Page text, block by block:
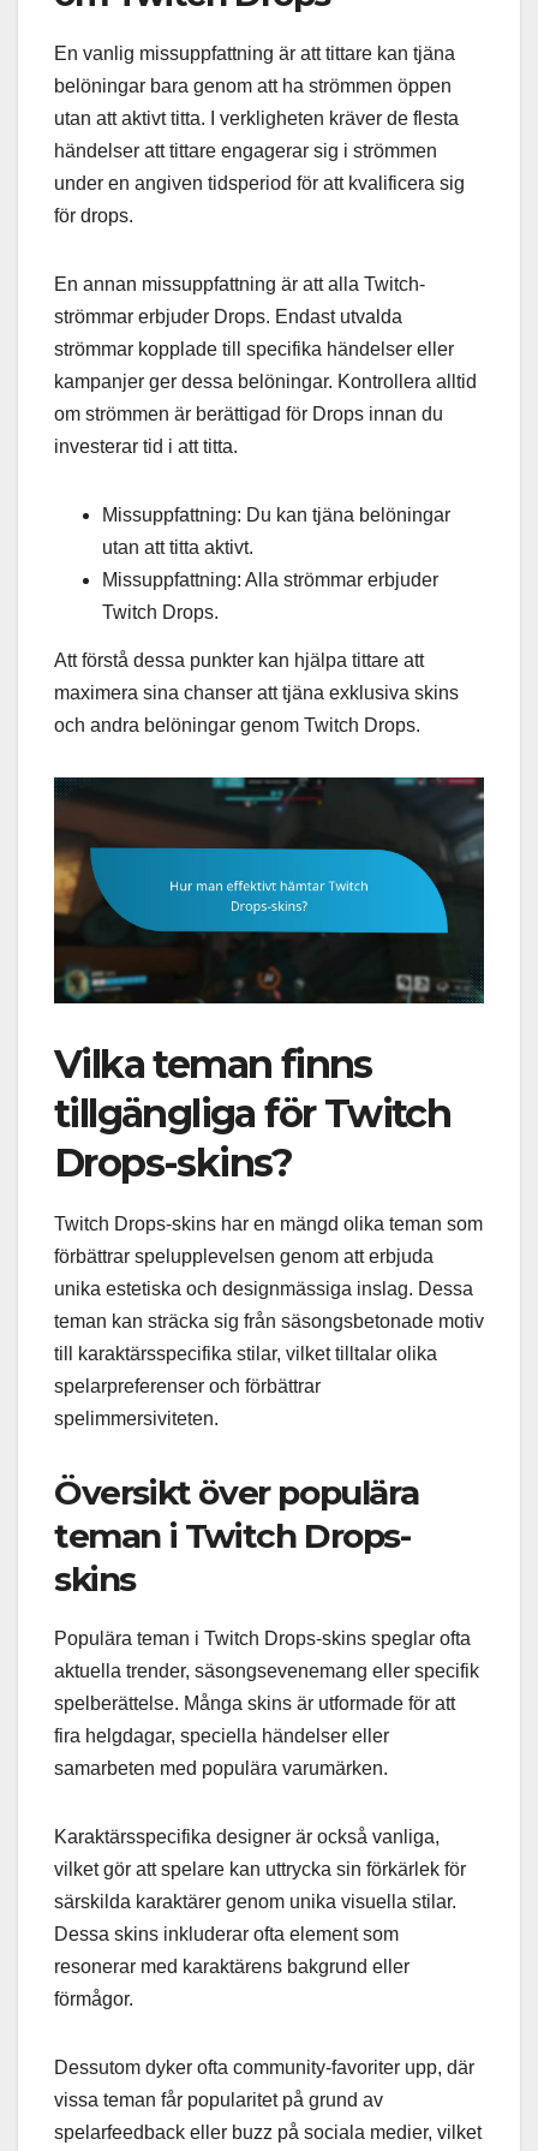
En vanlig missuppfattning är att tittare kan tjäna
belöningar bara genom att ha strömmen öppen
utan att aktivt titta. I verkligheten kräver de flesta
händelser att tittare engagerar sig i strömmen
under en angiven tidsperiod för att kvalificera sig
för drops.
En annan missuppfattning är att alla Twitch-
strömmar erbjuder Drops. Endast utvalda
strömmar kopplade till specifika händelser eller
kampanjer ger dessa belöningar. Kontrollera alltid
om strömmen är berättigad för Drops innan du
investerar tid i att titta.
Missuppfattning: Du kan tjäna belöningar
utan att titta aktivt.
Missuppfattning: Alla strömmar erbjuder
Twitch Drops.
Att förstå dessa punkter kan hjälpa tittare att
maximera sina chanser att tjäna exklusiva skins
och andra belöningar genom Twitch Drops.
Vilka teman finns
tillgängliga för Twitch
Drops-skins?
Twitch Drops-skins har en mängd olika teman som
förbättrar spelupplevelsen genom att erbjuda
unika estetiska och designmässiga inslag. Dessa
teman kan sträcka sig från säsongsbetonade motiv
till karaktärsspecifika stilar, vilket tilltalar olika
spelarpreferenser och förbättrar
spelimmersiviteten.
Översikt över populära
teman i Twitch Drops-
skins
Populära teman i Twitch Drops-skins speglar ofta
aktuella trender, säsongsevenemang eller specifik
spelberättelse. Många skins är utformade för att
fira helgdagar, speciella händelser eller
samarbeten med populära varumärken.
Karaktärsspecifika designer är också vanliga,
vilket gör att spelare kan uttrycka sin förkärlek för
särskilda karaktärer genom unika visuella stilar.
Dessa skins inkluderar ofta element som
resonerar med karaktärens bakgrund eller
förmågor.
Dessutom dyker ofta community-favoriter upp, där
vissa teman får popularitet på grund av
spelarfeedback eller buzz på sociala medier, vilket